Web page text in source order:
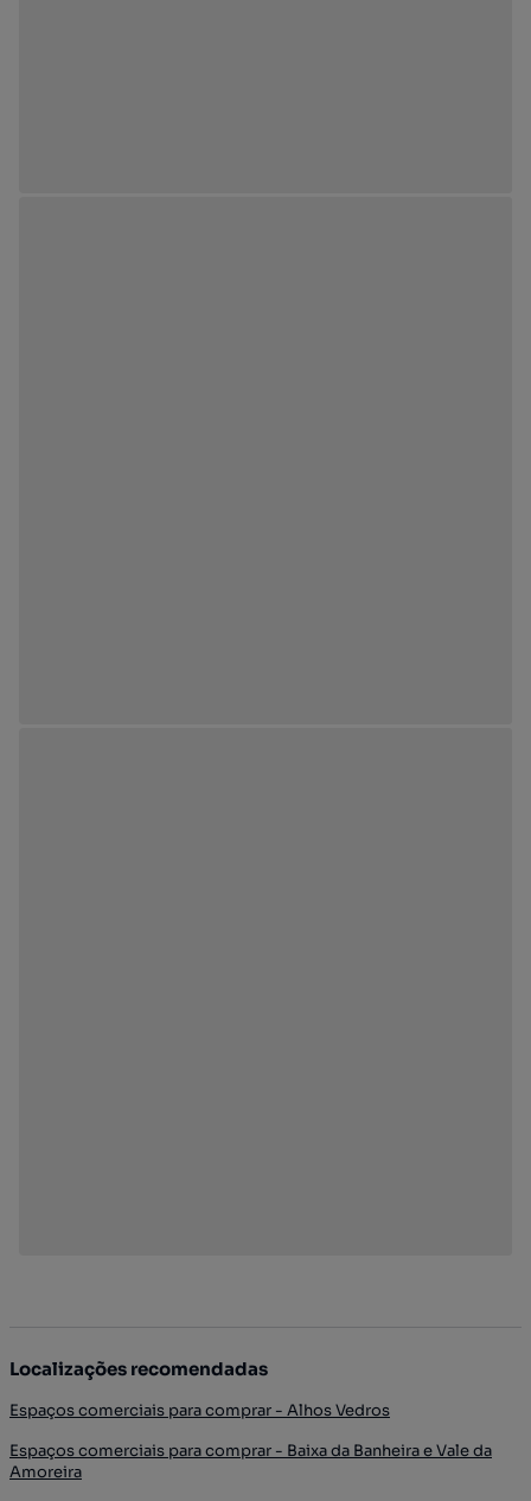
Localizações recomendadas
Espaços comerciais para comprar - Alhos Vedros
Espaços comerciais para comprar - Baixa da Banheira e Vale da
Amoreira